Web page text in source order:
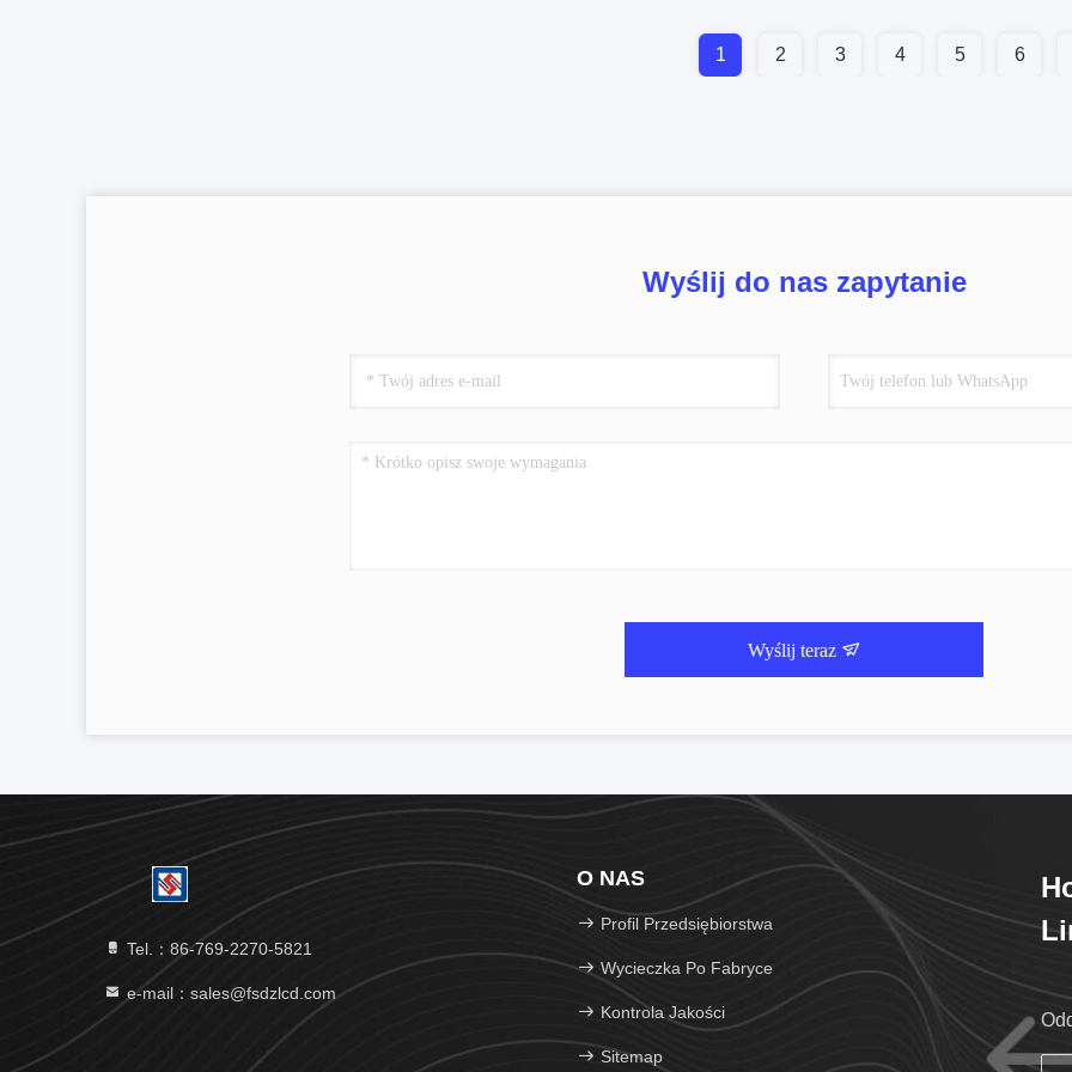
1 2 3 4 5 6
Wyślij do nas zapytanie
Wyślij teraz
Tel.：86-769-2270-5821
e-mail：sales@fsdzlcd.com
O NAS
Profil Przedsiębiorstwa
Wycieczka Po Fabryce
Kontrola Jakości
Sitemap